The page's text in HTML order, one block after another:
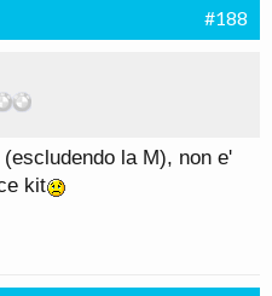
#188
la M), non e'
kit